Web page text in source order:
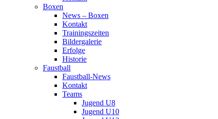
Boxen
News – Boxen
Kontakt
Trainingszeiten
Bildergalerie
Erfolge
Historie
Faustball
Faustball-News
Kontakt
Teams
Jugend U8
Jugend U10